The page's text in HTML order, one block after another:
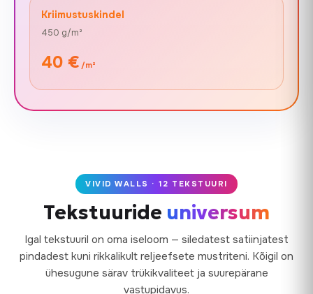
Kriimustuskindel
450 g/m²
40 € /m²
VIVID WALLS · 12 TEKSTUURI
Tekstuuride universum
Igal tekstuuril on oma iseloom — siledatest satiinjatest
pindadest kuni rikkalikult reljeefsete mustriteni. Kõigil on
ühesugune särav trükikvaliteet ja suurepärane
vastupidavus.